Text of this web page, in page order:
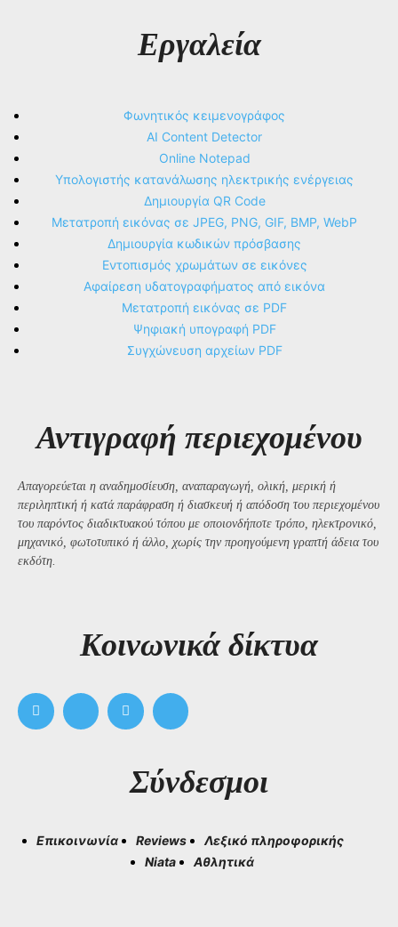
Εργαλεία
Φωνητικός κειμενογράφος
AI Content Detector
Online Notepad
Υπολογιστής κατανάλωσης ηλεκτρικής ενέργειας
Δημιουργία QR Code
Μετατροπή εικόνας σε JPEG, PNG, GIF, BMP, WebP
Δημιουργία κωδικών πρόσβασης
Εντοπισμός χρωμάτων σε εικόνες
Αφαίρεση υδατογραφήματος από εικόνα
Μετατροπή εικόνας σε PDF
Ψηφιακή υπογραφή PDF
Συγχώνευση αρχείων PDF
Αντιγραφή περιεχομένου
Απαγορεύεται η αναδημοσίευση, αναπαραγωγή, ολική, μερική ή
περιληπτική ή κατά παράφραση ή διασκευή ή απόδοση του περιεχομένου
του παρόντος διαδικτυακού τόπου με οποιονδήποτε τρόπο, ηλεκτρονικό,
μηχανικό, φωτοτυπικό ή άλλο, χωρίς την προηγούμενη γραπτή άδεια του
εκδότη.
Kοινωνικά δίκτυα
Σύνδεσμοι
Επικοινωνία Reviews
Λεξικό πληροφορικής
Niata
Αθλητικά